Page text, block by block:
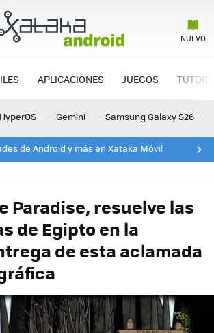
NUEVO
APLICACIONES JUEGOS
HyperOS Gemini Samsung Galaxy S26
de Android y más en Xataka Móvil
Paradise, resuelve las
de Egipto en la
de esta aclamada